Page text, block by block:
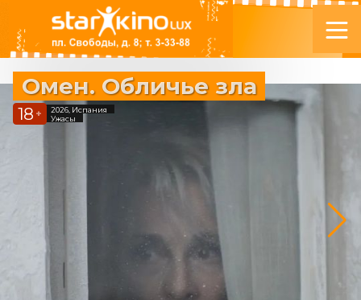
Омен. Обличье зла
18 +
2026, Испания
Ужасы